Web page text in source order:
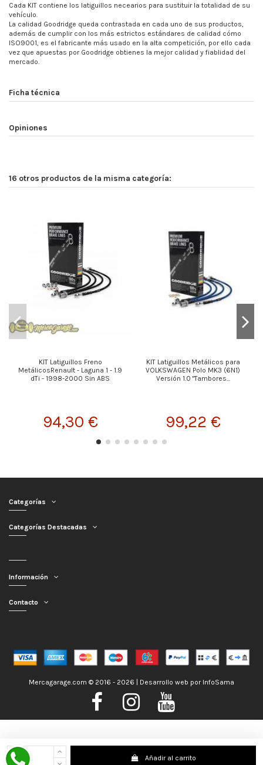
Nos encontramos de Vacaciones, no obstante los pedidos hechos se
despacharán con normalidad; usted puede hacer su pedido y le será enviado en
Añadir al carrito
Cada KIT contiene los latiguillos necearios para sustituir la totalidad de su
vehículo.
La calidad Goodridge queda contrastada en cada uno de sus productos,
además de cumplir con los más estrictos estándares de calidad cómo
ISO9001, es el fabricante más usado en la alta competición, por ello cada
vez que apuestas por Goodridge obtienes la mejor calidad y fiablidad del
mercado.
Ficha técnica
Opiniones
16 otros productos de la misma categoría:
KIT Latiguillos Freno
MetálicosRenault - Laguna 1 - 1.9
dTi - 1998-2000 Sin ABS
94,30 €
KIT Latiguillos Metálicos para
VOLKSWAGEN Polo MK3 (6N1)
Versión 1.0 "Tambores...
99,22 €
Categorías
Categorías Destacadas
Información
Contacto
Mercagarage.com © 2016 - 2026 | Desarrollo web por InfoSama